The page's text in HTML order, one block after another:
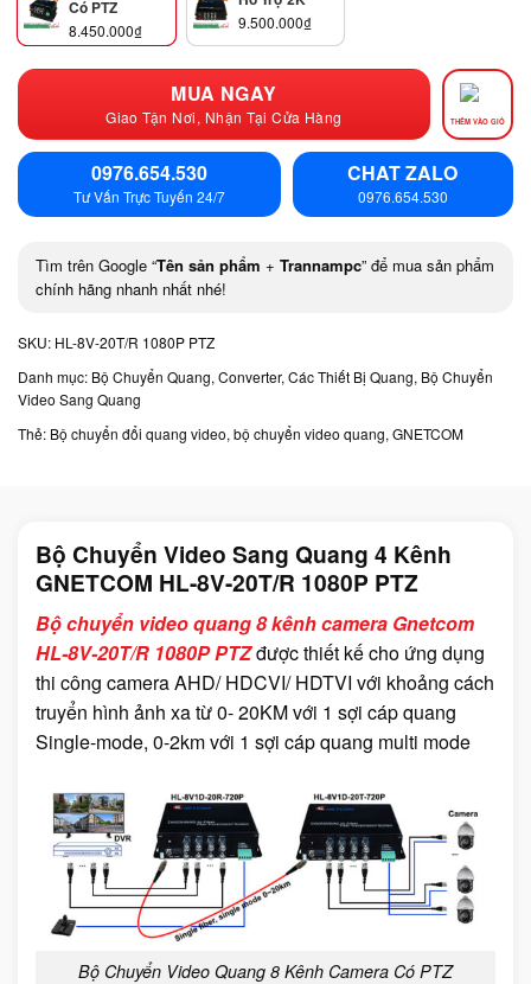
Có PTZ
8.450.000₫ 9.500.000₫
MUA NGAY
Giao Tận Nơi, Nhận Tại Cửa Hàng THÊM VÀO GIỎ
0976.654.530
Tư Vấn Trực Tuyến 24/7
CHAT ZALO
0976.654.530
Tìm trên Google “Tên sản phẩm + Trannampc” để mua sản phẩm
chính hãng nhanh nhất nhé!
SKU: HL-8V-20T/R 1080P PTZ
Danh mục: Bộ Chuyển Quang, Converter, Các Thiết Bị Quang, Bộ Chuyển
Video Sang Quang
Thẻ: Bộ chuyển đổi quang video, bộ chuyển video quang, GNETCOM
Bộ Chuyển Video Sang Quang 4 Kênh
GNETCOM HL-8V-20T/R 1080P PTZ
Bộ chuyển video quang 8 kênh camera Gnetcom
HL-8V-20T/R 1080P PTZđược thiết kế cho ứng dụng
thi công camera AHD/ HDCVI/ HDTVI với khoảng cách
truyển hình ảnh xa từ 0- 20KM với 1 sợi cáp quang
Single-mode, 0-2km với 1 sợi cáp quang multi mode
Bộ Chuyển Video Quang 8 Kênh Camera Có PTZ